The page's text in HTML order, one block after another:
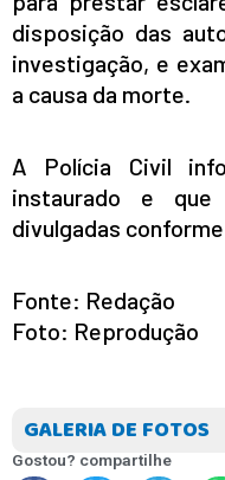
disposição das
investigação, e
a causa da morte.
A Polícia Civil
instaurado e que
divulgadas
Fonte: Redação
Foto: Reprodução
GALERIA DE FOTOS
Gostou? compartilhe